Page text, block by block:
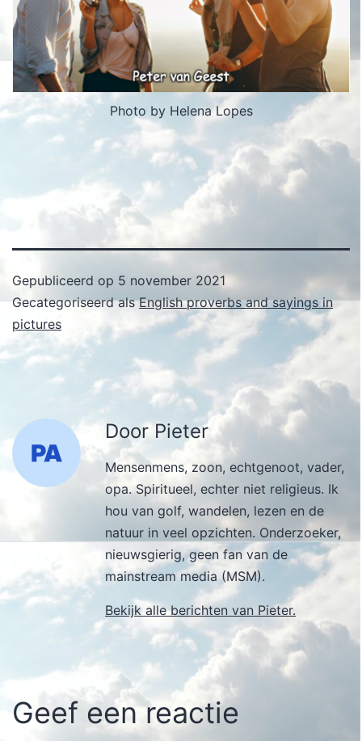
Photo by Helena Lopes
Gepubliceerd op 5 november 2021
Gecategoriseerd alsEnglish proverbs and sayings in
pictures
Door Pieter
Mensenmens, zoon, echtgenoot, vader,
opa. Spiritueel, echter niet religieus. Ik
hou van golf, wandelen, lezen en de
natuur in veel opzichten. Onderzoeker,
nieuwsgierig, geen fan van de
mainstream media (MSM).
Bekijk alle berichten van Pieter.
Geef een reactie